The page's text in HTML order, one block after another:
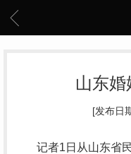
山东
[发布日
记者1日从山东省民